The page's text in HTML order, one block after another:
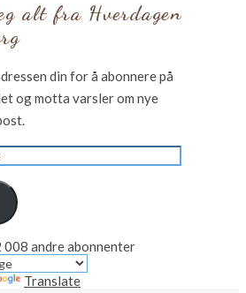
alt fra Hverdagen
din for å abonnere på
og motta varsler om nye
008 andre abonnenter
Translate